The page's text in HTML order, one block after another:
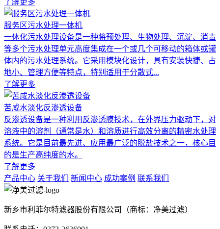
服务区污水处理一体机
一体化污水处理设备是一种将预处理、生物处理、沉淀、消毒
等多个污水处理单元高度集成在一个或几个可移动的箱体或罐
体内的污水处理系统。它采用模块化设计，具有安装快捷、占
地小、管理方便等特点，特别适用于分散式...
了解更多
苦咸水淡化反渗透设备
反渗透设备是一种利用反渗透膜技术，在外界压力驱动下，对
溶液中的溶剂（通常是水）和溶质进行高效分离的精密水处理
系统。它是目前最先进、应用最广泛的脱盐技术之一，核心目
的是生产高纯度的水。
了解更多
产品中心 关于我们 新闻中心 成功案例 联系我们
新乡市利菲尔特滤器股份有限公司（商标：净美过滤）